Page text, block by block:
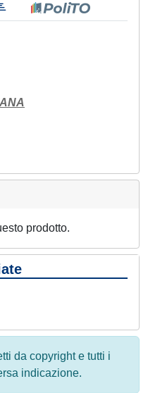
prodotto.
da copyright e tutti i
indicazione.